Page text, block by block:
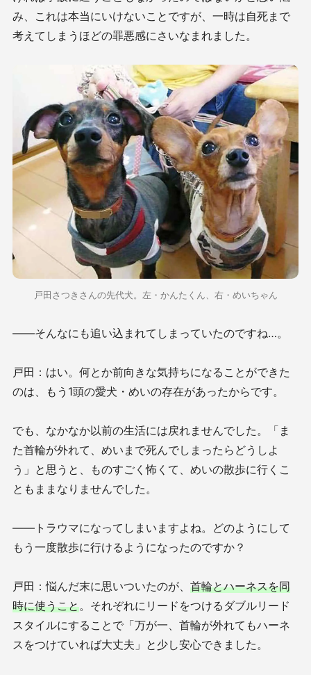
み、これは本当にいけないことですが、一時は自死まで
考えてしまうほどの罪悪感にさいなまれました。
戸田さつきさんの先代犬。左・かんたくん、右・めいちゃん
——そんなにも追い込まれてしまっていたのですね…。
戸田：はい。何とか前向きな気持ちになることができた
のは、もう1頭の愛犬・めいの存在があったからです。
でも、なかなか以前の生活には戻れませんでした。「ま
た首輪が外れて、めいまで死んでしまったらどうしよ
う」と思うと、ものすごく怖くて、めいの散歩に行くこ
ともままなりませんでした。
——トラウマになってしまいますよね。どのようにして
もう一度散歩に行けるようになったのですか？
戸田：悩んだ末に思いついたのが、 首輪とハーネスを同
時に使うこと。それぞれにリードをつけるダブルリード
スタイルにすることで「万が一、首輪が外れてもハーネ
スをつけていれば大丈夫」と少し安心できました。